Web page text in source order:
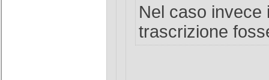
Nel caso invece
trascrizione